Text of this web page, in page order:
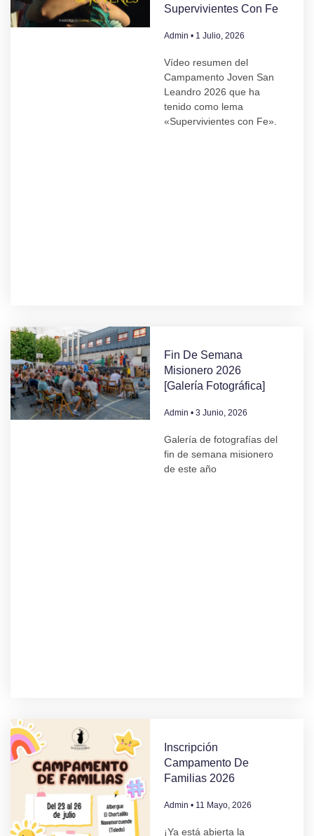
Supervivientes Con Fe
Admin 1 Julio, 2026
Vídeo resumen del
Campamento Joven San
Leandro 2026 que ha
tenido como lema
«Supervivientes con Fe».
Fin De Semana
Misionero 2026
[Galería Fotográfica]
Admin 3 Junio, 2026
Galería de fotografías del
fin de semana misionero
de este año
Inscripción
Campamento De
Familias 2026
Admin 11 Mayo, 2026
¡Ya está abierta la